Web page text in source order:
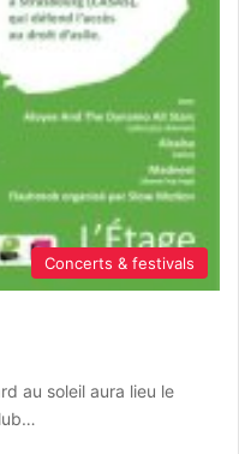
Concerts & festivals
au soleil aura lieu le